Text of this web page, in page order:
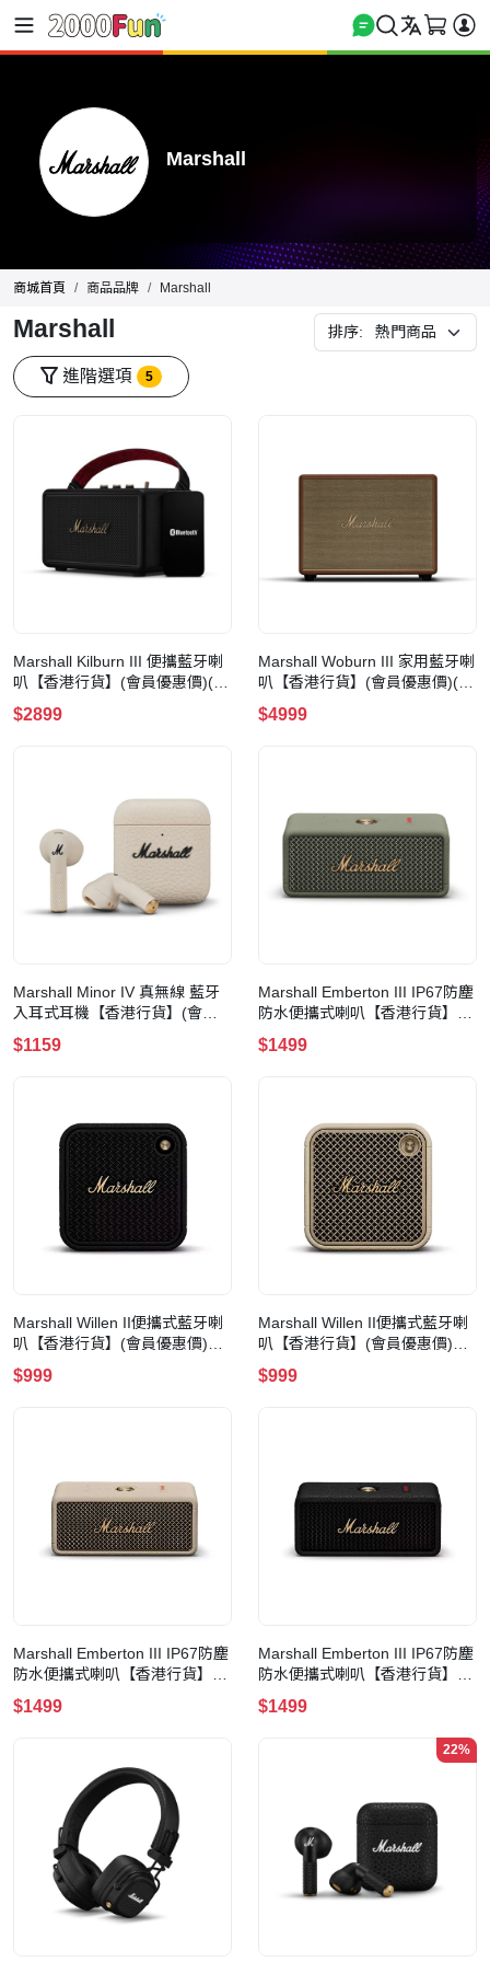
Marshall
商城首頁 商品品牌 Marshall
Marshall 排序:
進階選項 5
Marshall Kilburn III 便攜藍牙喇
叭【香港行貨】(會員優惠價)(黑
色)
$2899
Marshall Woburn III 家用藍牙喇
叭【香港行貨】(會員優惠價)(啡
色)
$4999
Marshall Minor IV 真無線 藍牙
入耳式耳機【香港行貨】(會員
優惠價)(Cream)
$1159
Marshall Emberton III IP67防塵
防水便攜式喇叭【香港行貨】
(會員優惠價)(Sage)
$1499
Marshall Willen II便攜式藍牙喇
叭【香港行貨】(會員優惠價)
(Black & Brass)
$999
Marshall Willen II便攜式藍牙喇
叭【香港行貨】(會員優惠價)
(Cream)
$999
Marshall Emberton III IP67防塵
防水便攜式喇叭【香港行貨】
(會員優惠價)(Cream)
$1499
Marshall Emberton III IP67防塵
防水便攜式喇叭【香港行貨】
(會員優惠價)(Black & Brass)
$1499
22%